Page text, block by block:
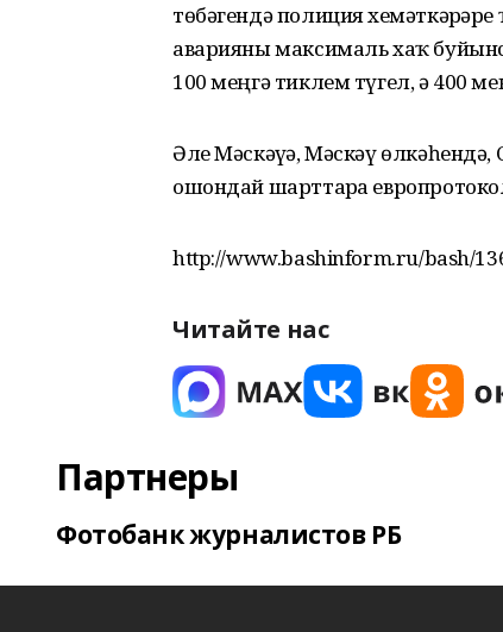
төбәгендә полиция
аварияны максималь хаҡ
100 меңгә тиклем түгел, ә 400
Әле Мәскәүҙә, Мәскәү
ошондай шарттарҙа
http://www.bashinform.ru/bash/
Читайте нас
Партнеры
Фотобанк журналистов РБ